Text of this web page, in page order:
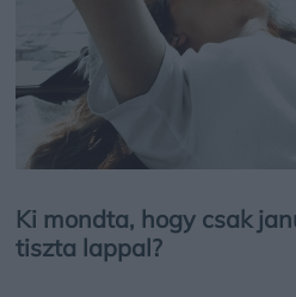
Ki mondta, hogy csak
tiszta lappal?